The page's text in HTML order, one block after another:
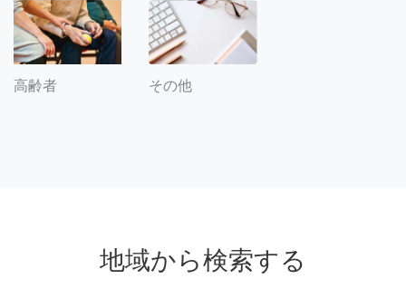
高齢者 その他
地域から検索する